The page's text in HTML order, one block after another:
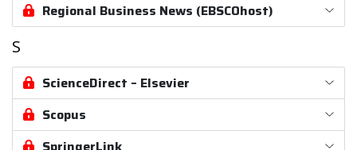
Regional Business News (EBSCOhost)
S
ScienceDirect – Elsevier
Scopus
SpringerLink